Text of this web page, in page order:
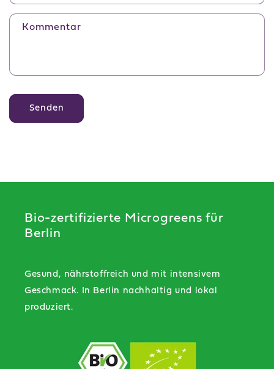
Kommentar
Senden
Bio-zertifizierte Microgreens für
Berlin
Gesund, nährstoffreich und mit intensivem
Geschmack. In Berlin nachhaltig und lokal
produziert.